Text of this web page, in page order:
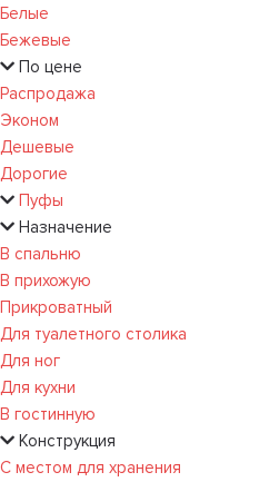
Белые
Бежевые
По цене
Распродажа
Эконом
Дешевые
Дорогие
Пуфы
Назначение
В спальню
В прихожую
Прикроватный
Для туалетного столика
Для ног
Для кухни
В гостинную
Конструкция
С местом для хранения